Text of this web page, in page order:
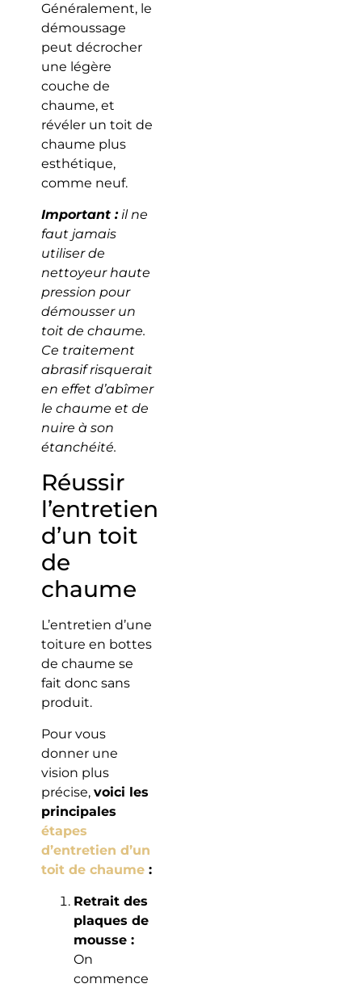
Généralement, le
démoussage
peut décrocher
une légère
couche de
chaume, et
révéler un toit de
chaume plus
esthétique,
comme neuf.
Important :il ne
faut jamais
utiliser de
nettoyeur haute
pression pour
démousser un
toit de chaume.
Ce traitement
abrasif risquerait
en effet d’abîmer
le chaume et de
nuire à son
étanchéité.
Réussir
l’entretien
d’un toit
de
chaume
L’entretien d’une
toiture en bottes
de chaume se
fait donc sans
produit.
Pour vous
donner une
vision plus
précise, voici les
principales
étapes
d’entretien d’un
toit de chaume:
Retrait des
plaques de
mousse :
On
commence